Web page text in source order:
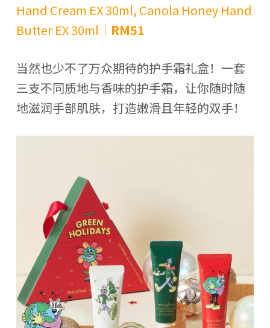
Hand Cream EX 30ml, Canola Honey Hand
Butter EX 30ml｜ RM51
当然也少不了万众期待的护手霜礼盒！一套
三支不同质地与香味的护手霜，让你随时随
地滋润手部肌肤，打造嫩滑且年轻的双手！